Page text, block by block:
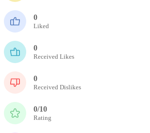
0
Liked
0
Received Likes
0
Received Dislikes
0/10
Rating